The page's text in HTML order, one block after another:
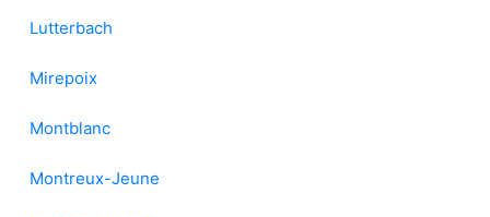
Lutterbach
Mirepoix
Montblanc
Montreux-Jeune